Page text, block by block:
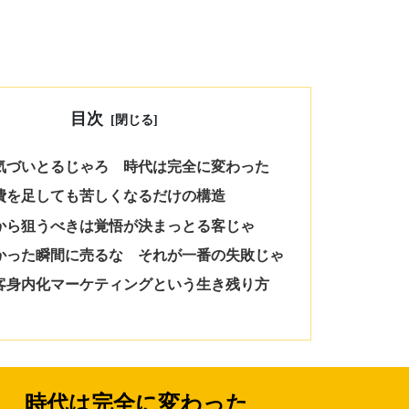
目次
いとるじゃろ 時代は完全に変わった
足しても苦しくなるだけの構造
狙うべきは覚悟が決まっとる客じゃ
た瞬間に売るな それが一番の失敗じゃ
内化マーケティングという生き残り方
時代は完全に変わった